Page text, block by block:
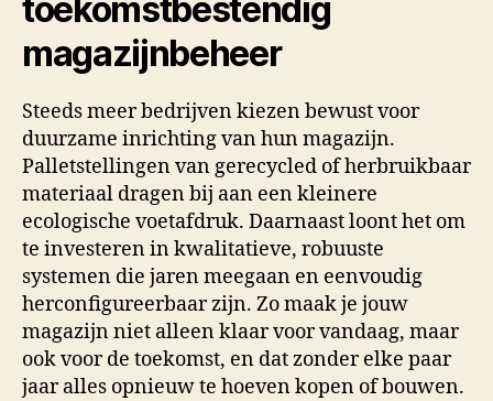
toekomstbestendig
magazijnbeheer
Steeds meer bedrijven kiezen bewust voor
duurzame inrichting van hun magazijn.
Palletstellingen van gerecycled of herbruikbaar
materiaal dragen bij aan een kleinere
ecologische voetafdruk. Daarnaast loont het om
te investeren in kwalitatieve, robuuste
systemen die jaren meegaan en eenvoudig
herconfigureerbaar zijn. Zo maak je jouw
magazijn niet alleen klaar voor vandaag, maar
ook voor de toekomst, en dat zonder elke paar
jaar alles opnieuw te hoeven kopen of bouwen.